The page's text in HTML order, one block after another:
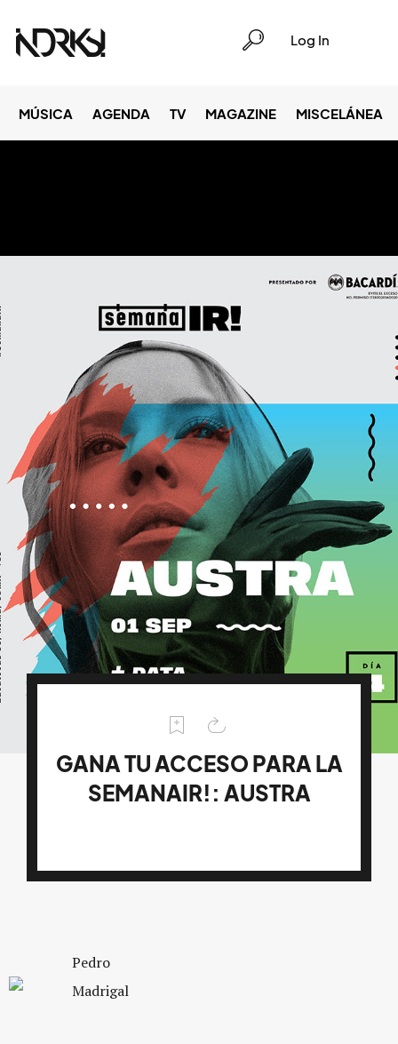
Log In
MÚSICA AGENDA TV MAGAZINE MISCELÁNEA
GANA TU ACCESO PARA LA
SEMANAIR!: AUSTRA
Pedro
Madrigal